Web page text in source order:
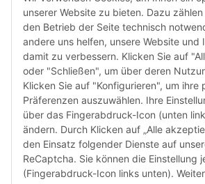
FÜR EUCH UNTERWEGS
unserer Website zu bieten. Dazu
den Betrieb der Seite technisch
andere uns helfen, unsere Website und
damit zu verbessern. Klicken Sie auf
oder "Schließen", um über deren
Klicken Sie auf "Konfigurieren", um ihre
Präferenzen auszuwählen. Ihre
über das Fingerabdruck-Icon (unten
ändern. Durch Klicken auf „Alle
den Einsatz folgender Dienste auf
ReCaptcha. Sie können die Einstellung
(Fingerabdruck-Icon links unten).